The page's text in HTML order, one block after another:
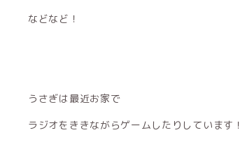
などなど！
うさぎは最近お家で
ラジオをききながらゲームしたりしています！